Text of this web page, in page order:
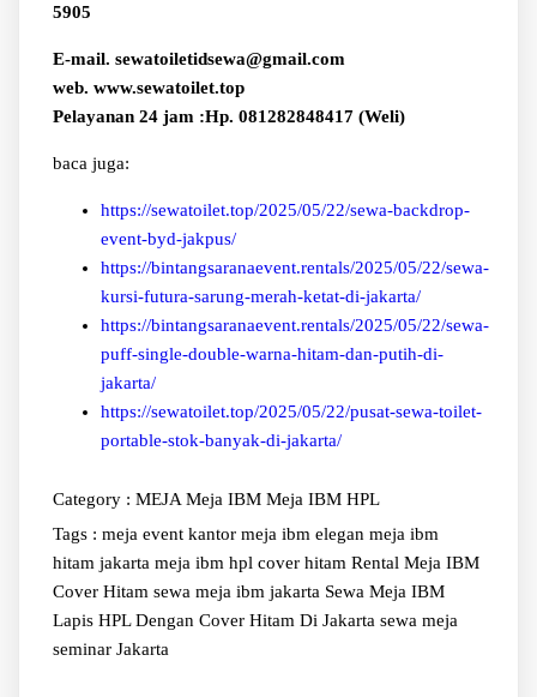
5905
E-mail. sewatoiletidsewa@gmail.com
web. www.sewatoilet.top
Pelayanan 24 jam :Hp. 081282848417 (Weli)
baca juga:
https://sewatoilet.top/2025/05/22/sewa-backdrop-
event-byd-jakpus/
https://bintangsaranaevent.rentals/2025/05/22/sewa-
kursi-futura-sarung-merah-ketat-di-jakarta/
https://bintangsaranaevent.rentals/2025/05/22/sewa-
puff-single-double-warna-hitam-dan-putih-di-
jakarta/
https://sewatoilet.top/2025/05/22/pusat-sewa-toilet-
portable-stok-banyak-di-jakarta/
Category : MEJA Meja IBM Meja IBM HPL
Tags : meja event kantor meja ibm elegan meja ibm
hitam jakarta meja ibm hpl cover hitam Rental Meja IBM
Cover Hitam sewa meja ibm jakarta Sewa Meja IBM
Lapis HPL Dengan Cover Hitam Di Jakarta sewa meja
seminar Jakarta